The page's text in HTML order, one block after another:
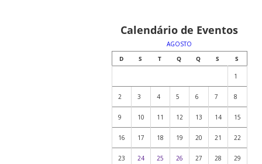
Calendário de Eventos
AGOSTO
D
S T Q Q S S
1
2 3 4 5 6 7 8
9 10 11 12 13 14 15
16 17 18 19 20 21 22
23 24 25 26 27 28 29